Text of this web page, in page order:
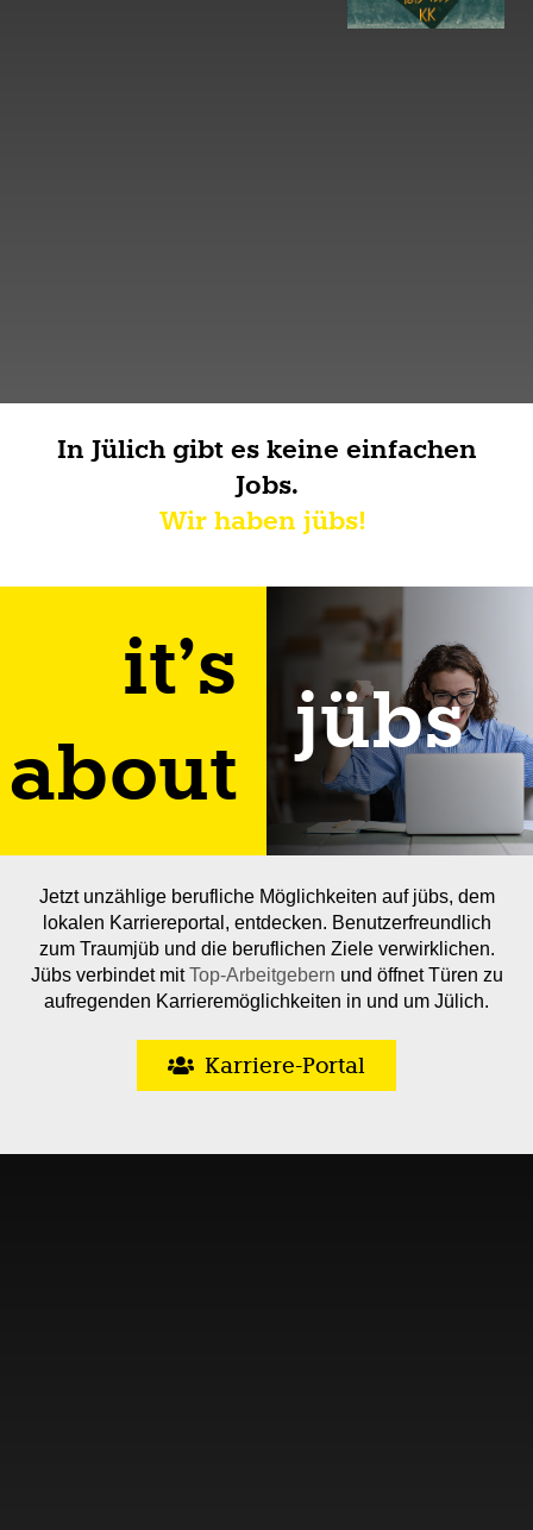
In Jülich gibt es keine einfachen
Jobs.
Wir haben jübs!
it’s
about
jübs
Jetzt unzählige berufliche Möglichkeiten auf jübs, dem
lokalen Karriereportal, entdecken. Benutzerfreundlich
zum Traumjüb und die beruflichen Ziele verwirklichen.
Jübs verbindet mitTop-Arbeitgebern und öffnet Türen zu
aufregenden Karrieremöglichkeiten in und um Jülich.
Karriere-Portal